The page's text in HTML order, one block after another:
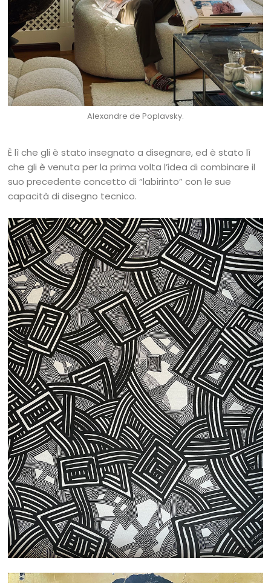
Alexandre de Poplavsky.
È lì che gli è stato insegnato a disegnare, ed è stato lì
che gli è venuta per la prima volta l’idea di combinare il
suo precedente concetto di “labirinto” con le sue
capacità di disegno tecnico.